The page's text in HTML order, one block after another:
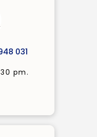
031
pm.